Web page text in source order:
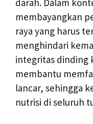
membayangkan
raya yang harus
menghindari
integritas dinding
membantu
lancar, sehingga
nutrisi di seluruh